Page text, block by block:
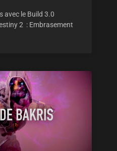
avec le Build 3.0
2 : Embrasement